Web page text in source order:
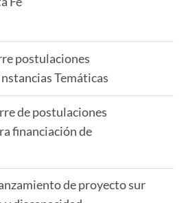
postulaciones
Temáticas
de postulaciones
financiación de
de proyecto sur